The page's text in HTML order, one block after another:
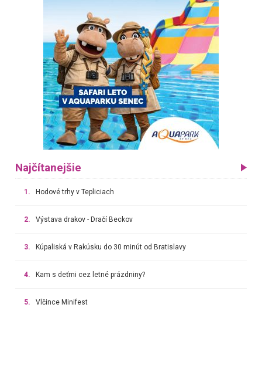
Najčítanejšie
1. Hodové trhy v Tepliciach
2. Výstava drakov - Dračí Beckov
3. Kúpaliská v Rakúsku do 30 minút od Bratislavy
4. Kam s deťmi cez letné prázdniny?
5. Vlčince Minifest